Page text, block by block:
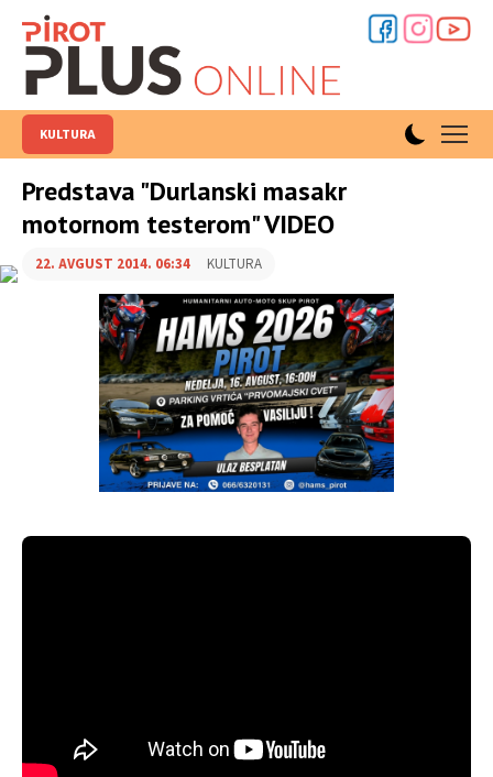
KULTURA
Predstava "Durlanski masakr
motornom testerom" VIDEO
22. AVGUST 2014. 06:34 KULTURA